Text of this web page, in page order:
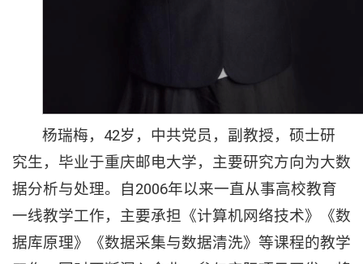
杨瑞梅，42岁，中共党员，副教授，硕士研
究生，毕业于重庆邮电大学，主要研究方向为大数
据分析与处理。自2006年以来一直从事高校教育
一线教学工作，主要承担《计算机网络技术》《数
据库原理》《数据采集与数据清洗》等课程的教学